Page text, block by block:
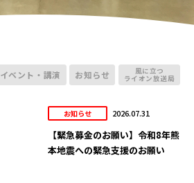
イベント・講演 お知らせ 風に立つ
ライオン放送局
お知らせ 2026.07.31
【緊急募金のお願い】令和8年熊
本地震への緊急支援のお願い